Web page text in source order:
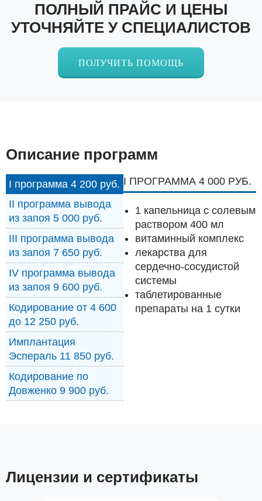
ПОЛНЫЙ ПРАЙС И ЦЕНЫ
УТОЧНЯЙТЕ У СПЕЦИАЛИСТОВ
ПОЛУЧИТЬ ПОМОЩЬ
Описание программ
I программа 4 200 руб.
II программа вывода
из запоя 5 000 руб.
III программа вывода
из запоя 7 650 руб.
IV программа вывода
из запоя 9 600 руб.
Кодирование от 4 600
до 12 250 руб.
Имплантация
Эспераль 11 850 руб.
Кодирование по
Довженко 9 900 руб.
I ПРОГРАММА 4 000 РУБ.
1 капельница с солевым
раствором 400 мл
витаминный комплекс
лекарства для
сердечно-сосудистой
системы
таблетированные
препараты на 1 сутки
Лицензии и сертификаты